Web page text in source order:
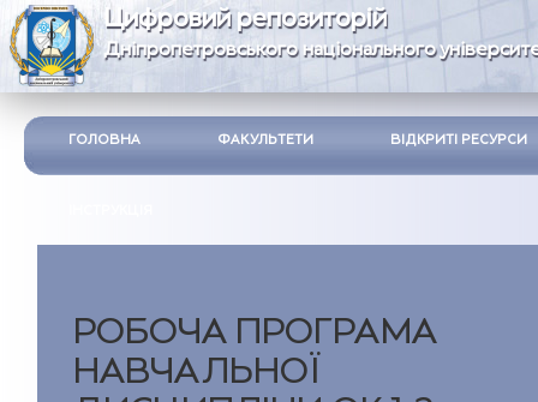
Цифровий репозиторій
Дніпропетровського національного
ГОЛОВНА ФАКУЛЬТЕТИ ВІДКРИТІ РЕСУРСИ
РОБОЧА ПРОГРАМА
НАВЧАЛЬНОЇ